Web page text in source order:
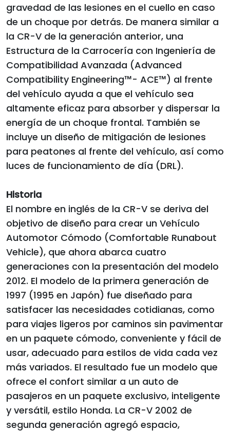
gravedad de las lesiones en el cuello en caso
de un choque por detrás. De manera similar a
la CR-V de la generación anterior, una
Estructura de la Carrocería con Ingeniería de
Compatibilidad Avanzada (Advanced
Compatibility Engineering™- ACE™) al frente
del vehículo ayuda a que el vehículo sea
altamente eficaz para absorber y dispersar la
energía de un choque frontal. También se
incluye un diseño de mitigación de lesiones
para peatones al frente del vehículo, así como
luces de funcionamiento de día (DRL).
Historia
El nombre en inglés de la CR-V se deriva del
objetivo de diseño para crear un Vehículo
Automotor Cómodo (Comfortable Runabout
Vehicle), que ahora abarca cuatro
generaciones con la presentación del modelo
2012. El modelo de la primera generación de
1997 (1995 en Japón) fue diseñado para
satisfacer las necesidades cotidianas, como
para viajes ligeros por caminos sin pavimentar
en un paquete cómodo, conveniente y fácil de
usar, adecuado para estilos de vida cada vez
más variados. El resultado fue un modelo que
ofrece el confort similar a un auto de
pasajeros en un paquete exclusivo, inteligente
y versátil, estilo Honda. La CR-V 2002 de
segunda generación agregó espacio,